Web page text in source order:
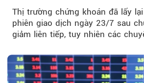
Thị trường chứng khoán đã lấy
phiên giao dịch ngày 23/7 sau
giảm liên tiếp, tuy nhiên các